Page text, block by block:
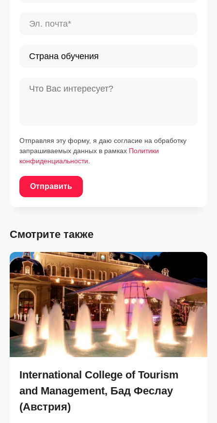
Отправляя эту форму, я даю согласие на обработку
запрашиваемых данных в рамках Политики
конфиденциальности
Отправить
Смотрите также
International College of Tourism
and Management, Бад Феслау
(Австрия)